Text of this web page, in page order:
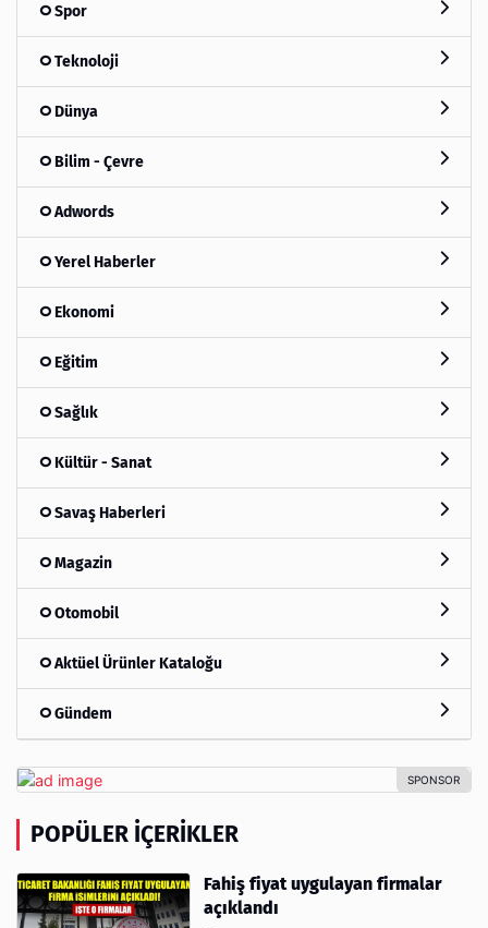
Spor
Teknoloji
Dünya
Bilim - Çevre
Adwords
Yerel Haberler
Ekonomi
Eğitim
Sağlık
Kültür - Sanat
Savaş Haberleri
Magazin
Otomobil
Aktüel Ürünler Kataloğu
Gündem
POPÜLER İÇERIKLER
Fahiş fiyat uygulayan firmalar
açıklandı